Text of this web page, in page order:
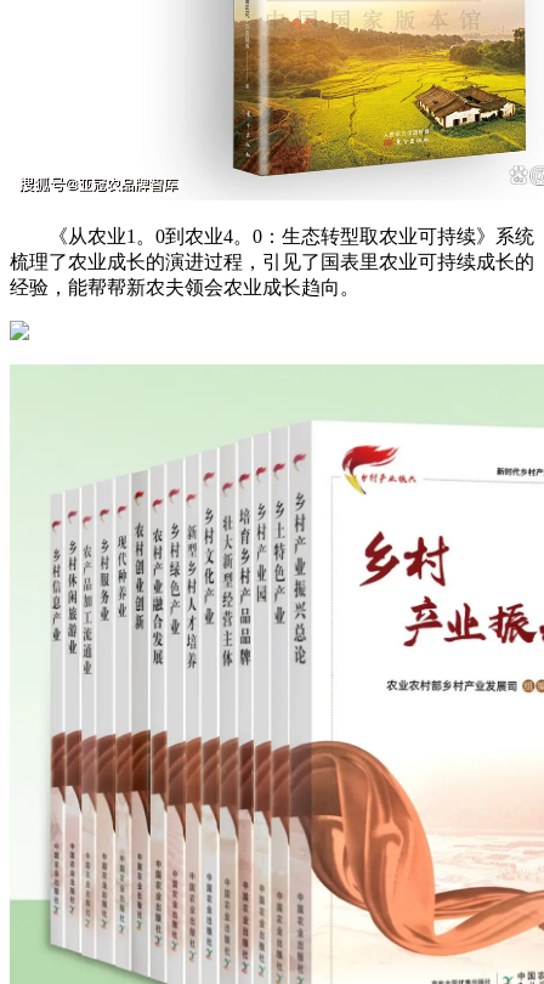
《从农业1。0到农业4。0：生态转型取农业可持续》系统
梳理了农业成长的演进过程，引见了国表里农业可持续成长的
经验，能帮帮新农夫领会农业成长趋向。